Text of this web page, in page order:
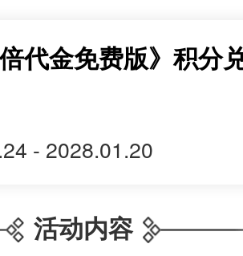
代金免费版》积分
- 2028.01.20
活动内容